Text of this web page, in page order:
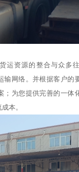
运资源的整合与众多
输网络。并根据客户的
；为您提供完善的一体
本。